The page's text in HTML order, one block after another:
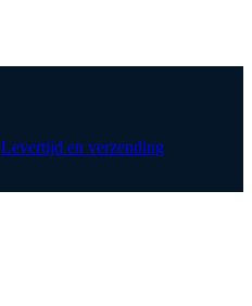
Levertijd en verzending